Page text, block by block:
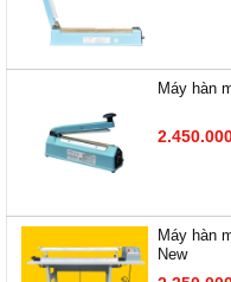
Máy hàn
Máy hàn
New